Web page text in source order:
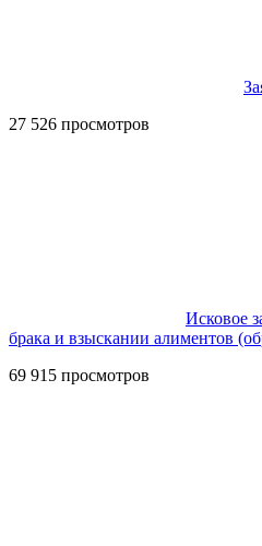
27 526 просмотров
Исковое
брака и взыскании алиментов
69 915 просмотров